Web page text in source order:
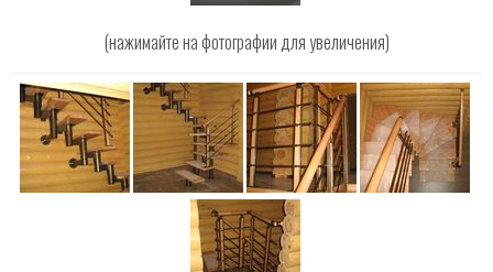
(нажимайте на фотографии для увеличения)